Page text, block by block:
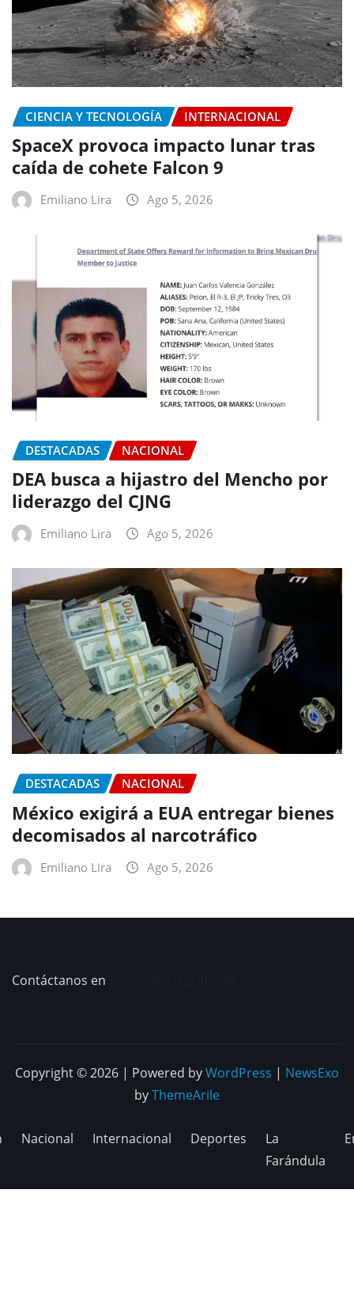
CIENCIA Y TECNOLOGÍA INTERNACIONAL
SpaceX provoca impacto lunar tras
caída de cohete Falcon 9
Emiliano Lira Ago 5, 2026
DESTACADAS NACIONAL
DEA busca a hijastro del Mencho por
liderazgo del CJNG
Emiliano Lira Ago 5, 2026
DESTACADAS NACIONAL
México exigirá a EUA entregar bienes
decomisados al narcotráfico
Emiliano Lira Ago 5, 2026
Contáctanos en
Copyright © 2026 | Powered byWordPress | NewsExo
byThemeArile
Nacional Internacional Deportes
La
Farándula